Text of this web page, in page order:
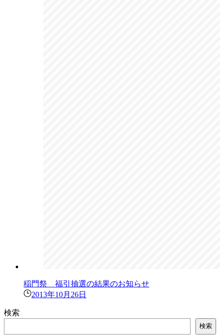
稲門祭 福引抽選の結果のお知らせ
2013年10月26日
検索
検索